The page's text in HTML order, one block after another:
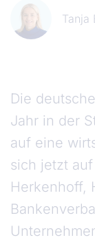
Tanja
Die
Jahr in der
auf eine
sich jetzt
Herkenhoff,